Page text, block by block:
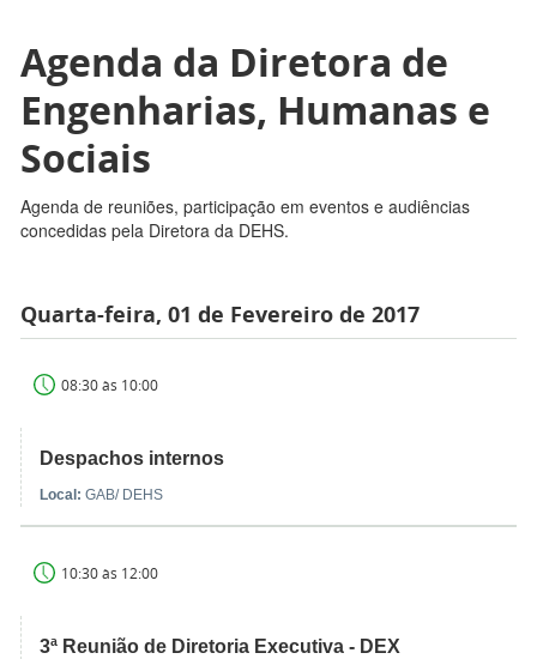
Agenda da Diretora de
Engenharias, Humanas e
Sociais
Agenda de reuniões, participação em eventos e audiências
concedidas pela Diretora da DEHS.
Quarta-feira, 01 de Fevereiro de 2017
08:30 às 10:00
Despachos internos
Local: GAB/ DEHS
10:30 às 12:00
3ª Reunião de Diretoria Executiva - DEX